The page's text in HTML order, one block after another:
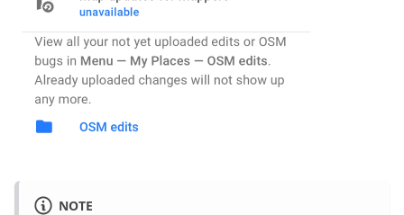
NOTE